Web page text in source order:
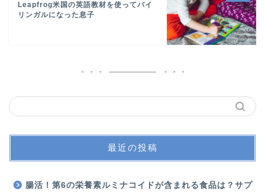
Leapfrog米国の英語教材を使ってバイ
リンガルになった息子
最近の投稿
腸活！第6の栄養素ルミナコイドが含まれる食品は？サプ